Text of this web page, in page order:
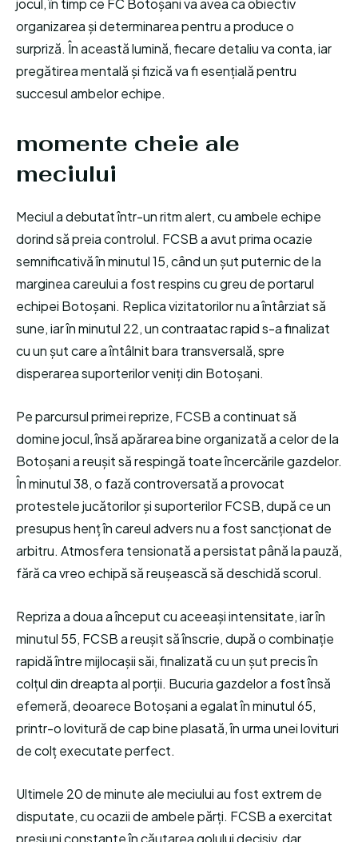
jocul, în timp ce FC Botoșani va avea ca obiectiv
organizarea și determinarea pentru a produce o
surpriză. În această lumină, fiecare detaliu va conta, iar
pregătirea mentală și fizică va fi esențială pentru
succesul ambelor echipe.
momente cheie ale
meciului
Meciul a debutat într-un ritm alert, cu ambele echipe
dorind să preia controlul. FCSB a avut prima ocazie
semnificativă în minutul 15, când un șut puternic de la
marginea careului a fost respins cu greu de portarul
echipei Botoșani. Replica vizitatorilor nu a întârziat să
sune, iar în minutul 22, un contraatac rapid s-a finalizat
cu un șut care a întâlnit bara transversală, spre
disperarea suporterilor veniți din Botoșani.
Pe parcursul primei reprize, FCSB a continuat să
domine jocul, însă apărarea bine organizată a celor de la
Botoșani a reușit să respingă toate încercările gazdelor.
În minutul 38, o fază controversată a provocat
protestele jucătorilor și suporterilor FCSB, după ce un
presupus henț în careul advers nu a fost sancționat de
arbitru. Atmosfera tensionată a persistat până la pauză,
fără ca vreo echipă să reușească să deschidă scorul.
Repriza a doua a început cu aceeași intensitate, iar în
minutul 55, FCSB a reușit să înscrie, după o combinație
rapidă între mijlocașii săi, finalizată cu un șut precis în
colțul din dreapta al porții. Bucuria gazdelor a fost însă
efemeră, deoarece Botoșani a egalat în minutul 65,
printr-o lovitură de cap bine plasată, în urma unei lovituri
de colț executate perfect.
Ultimele 20 de minute ale meciului au fost extrem de
disputate, cu ocazii de ambele părți. FCSB a exercitat
presiuni constante în căutarea golului decisiv, dar